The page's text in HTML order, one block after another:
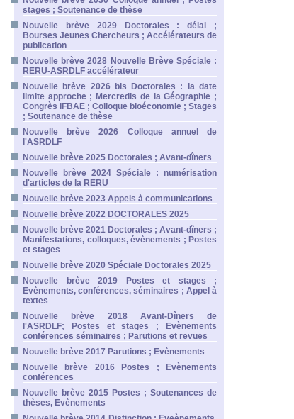
stages ; Soutenance de thèse
Nouvelle brève 2029 Doctorales : délai ;
Bourses Jeunes Chercheurs ; Accélérateurs de
publication
Nouvelle brève 2028 Nouvelle Brève Spéciale :
RERU-ASRDLF accélérateur
Nouvelle brève 2026 bis Doctorales : la date
limite approche ; Mercredis de la Géographie ;
Congrès IFBAE ; Colloque bioéconomie ; Stages
; Soutenance de thèse
Nouvelle brève 2026 Colloque annuel de
l'ASRDLF
Nouvelle brève 2025 Doctorales ; Avant-dîners
Nouvelle brève 2024 Spéciale : numérisation
d'articles de la RERU
Nouvelle brève 2023 Appels à communications
Nouvelle brève 2022 DOCTORALES 2025
Nouvelle brève 2021 Doctorales ; Avant-dîners ;
Manifestations, colloques, évènements ; Postes
et stages
Nouvelle brève 2020 Spéciale Doctorales 2025
Nouvelle brève 2019 Postes et stages ;
Evènements, conférences, séminaires ; Appel à
textes
Nouvelle brève 2018 Avant-Dîners de
l'ASRDLF; Postes et stages ; Evènements
conférences séminaires ; Parutions et revues
Nouvelle brève 2017 Parutions ; Evènements
Nouvelle brève 2016 Postes ; Evènements
conférences
Nouvelle brève 2015 Postes ; Soutenances de
thèses, Evènements